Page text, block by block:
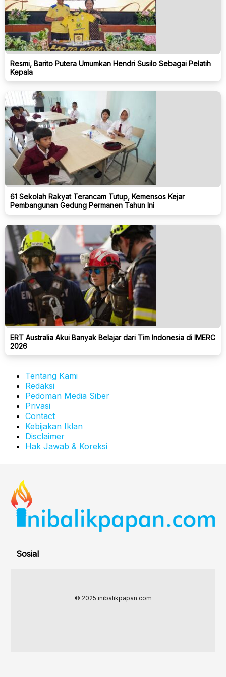
Resmi, Barito Putera Umumkan Hendri Susilo Sebagai Pelatih
Kepala
61 Sekolah Rakyat Terancam Tutup, Kemensos Kejar
Pembangunan Gedung Permanen Tahun Ini
ERT Australia Akui Banyak Belajar dari Tim Indonesia di IMERC
2026
Tentang Kami
Redaksi
Pedoman Media Siber
Privasi
Contact
Kebijakan Iklan
Disclaimer
Hak Jawab & Koreksi
Sosial
© 2025 inibalikpapan.com